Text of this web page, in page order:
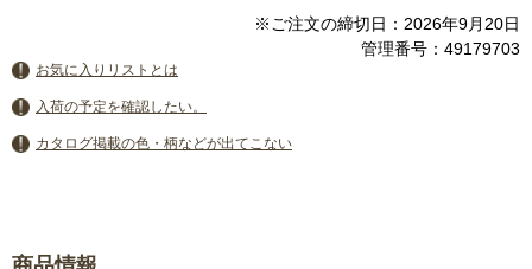
※ご注文の締切日：2026年9月20日
管理番号：49179703
お気に入りリストとは
入荷の予定を確認したい。
カタログ掲載の色・柄などが出てこない